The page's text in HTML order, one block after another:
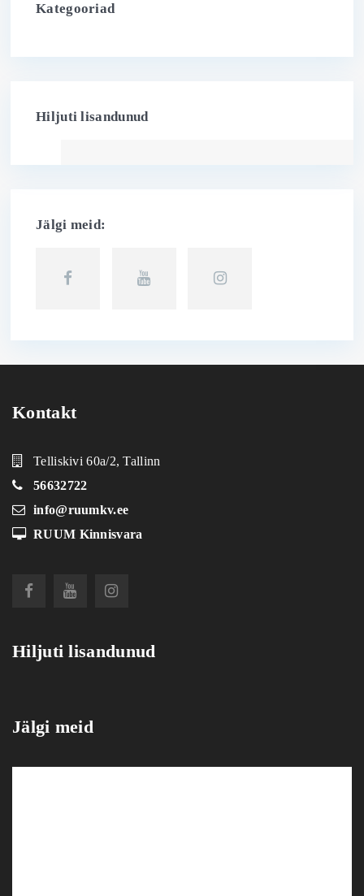
Kategooriad
Hiljuti lisandunud
Jälgi meid:
Kontakt
Telliskivi 60a/2, Tallinn
56632722
info@ruumkv.ee
RUUM Kinnisvara
Hiljuti lisandunud
Jälgi meid